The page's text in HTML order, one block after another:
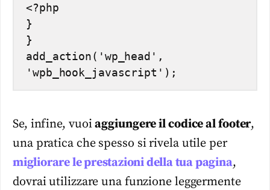
<?php
}
}
add_action('wp_head',
'wpb_hook_javascript');
Se, infine, vuoiaggiungere il codice al footer,
una pratica che spesso si rivela utile per
migliorare le prestazioni della tua pagina,
dovrai utilizzare una funzione leggermente